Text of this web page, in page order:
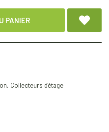
PANIER
, Collecteurs d'étage